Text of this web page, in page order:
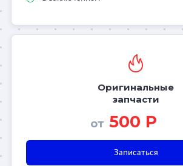
Оригинальные
запчасти
от 500 Р
Записаться